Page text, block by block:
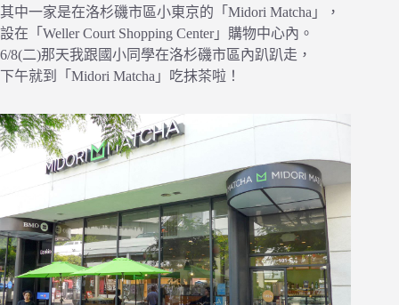
其中一家是在洛杉磯市區小東京的「Midori Matcha」，
設在「Weller Court Shopping Center」購物中心內。
6/8(二)那天我跟國小同學在洛杉磯市區內趴趴走，
下午就到「Midori Matcha」吃抹茶啦！